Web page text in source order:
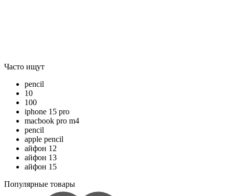
Часто ищут
pencil
10
100
iphone 15 pro
macbook pro m4
pencil
apple pencil
айфон 12
айфон 13
айфон 15
Популярные товары